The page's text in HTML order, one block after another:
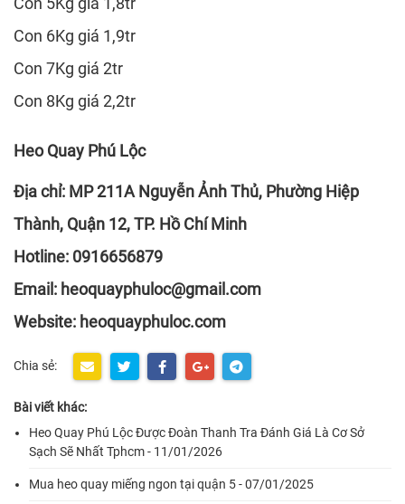
Con 6Kg giá 1,9tr
Con 7Kg giá 2tr
Con 8Kg giá 2,2tr
Heo Quay Phú Lộc
Địa chỉ: MP 211A Nguyễn Ảnh Thủ, Phường Hiệp
Thành, Quận 12, TP. Hồ Chí Minh
Hotline: 0916656879
Email: heoquayphuloc@gmail.com
Website: heoquayphuloc.com
Chia sẻ:
Bài viết khác:
Heo Quay Phú Lộc Được Đoàn Thanh Tra Đánh Giá Là Cơ Sở
Sạch Sẽ Nhất Tphcm - 11/01/2026
Mua heo quay miếng ngon tại quận 5 - 07/01/2025